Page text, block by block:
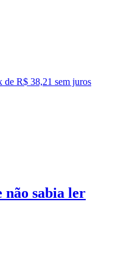
de R$ 38,21 sem juros
sabia ler